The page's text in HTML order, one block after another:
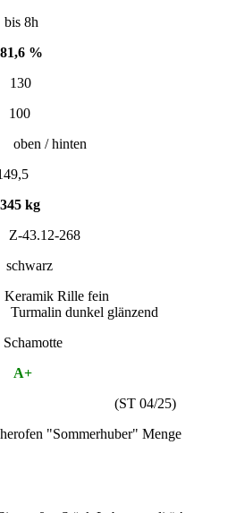
8h
%
hinten
kg
268
Rille fein
glänzend
A+
mm (ST 04/25)
"Sommerhuber" Menge